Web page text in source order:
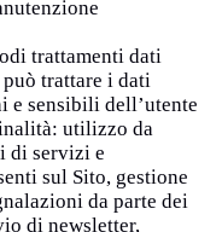
trattamenti dati
può trattare i dati
e sensibili dell’utente
utilizzo da
di servizi e
sul Sito, gestione
da parte dei
di newsletter,